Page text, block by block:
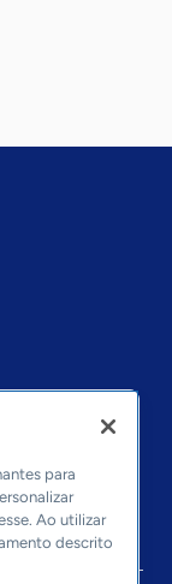
para
Ao utilizar
descrito